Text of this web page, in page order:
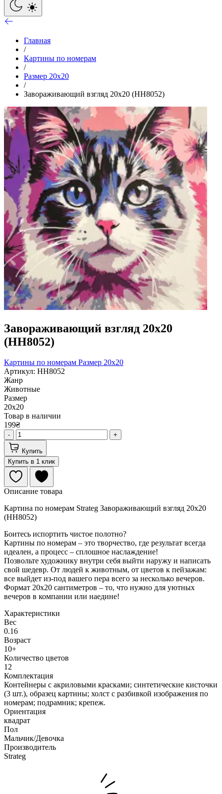
Главная
/
Картины по номерам
/
Размер 20x20
/
Завораживающий взгляд 20х20 (HH8052)
Завораживающий взгляд 20х20
(HH8052)
Картины по номерам Размер 20x20
Артикул: HH8052
Жанр
Животные
Размер
20х20
Товар в наличии
199₴
- +
Купить
Купить в 1 клик
Описание товара
Картина по номерам Strateg Завораживающий взгляд 20х20
(HH8052)
Боитесь испортить чистое полотно?
Картины по номерам – это творчество, где результат всегда
идеален, а процесс – сплошное наслаждение!
Позвольте художнику внутри себя выйти наружу и написать
свой шедевр. От людей к животным, от цветов к пейзажам:
все выйдет из-под вашего пера всего за несколько вечеров.
Формат 20х20 сантиметров – то, что нужно для уютных
вечеров в компании или наедине!
Характеристики
Вес
0.16
Возраст
10+
Количество цветов
12
Комплектация
Контейнеры с акриловыми красками; синтетические кисточки
(3 шт.), образец картины; холст с разбивкой изображения по
номерам; подрамник; крепеж.
Ориентация
квадрат
Пол
Мальчик/Девочка
Производитель
Strateg